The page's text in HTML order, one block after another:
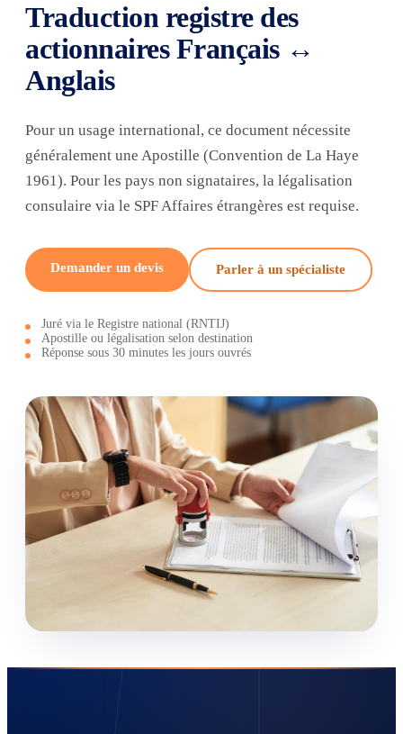
Traduction registre des
actionnaires Français ↔
Anglais
Pour un usage international, ce document nécessite
généralement une Apostille (Convention de La Haye
1961). Pour les pays non signataires, la légalisation
consulaire via le SPF Affaires étrangères est requise.
Demander un devis Parler à un spécialiste
Juré via le Registre national (RNTIJ)
Apostille ou légalisation selon destination
Réponse sous 30 minutes les jours ouvrés